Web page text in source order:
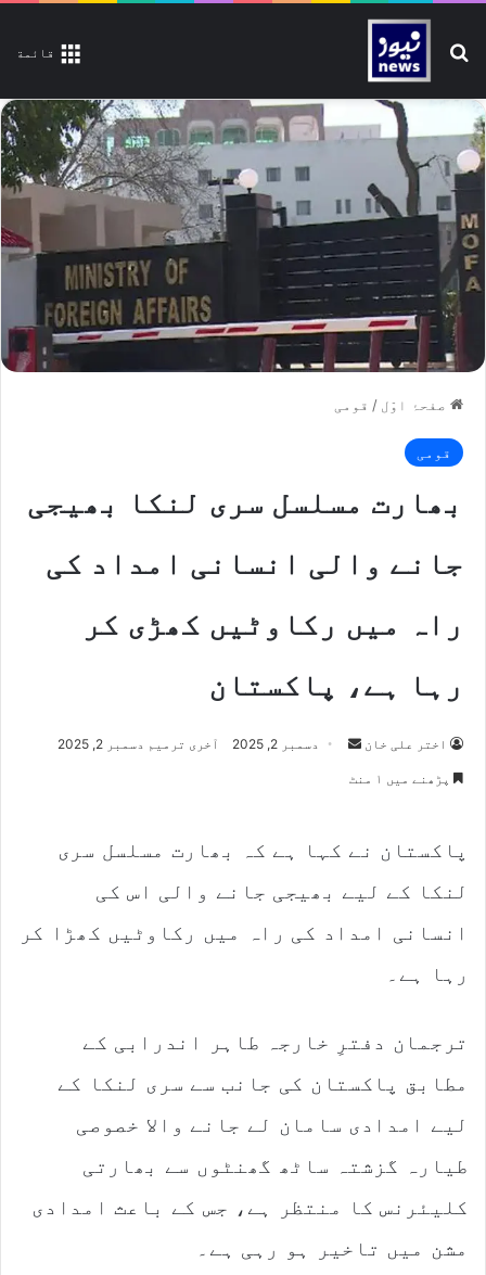
قائمة تلاش کیجیے
صفحۂ اوّل / قومی
قومی
بھارت مسلسل سری لنکا بھیجی
جانے والی انسانی امداد کی
راہ میں رکاوٹیں کھڑی کر
رہا ہے، پاکستان
اختر علی خان
e
m
دسمبر 2, 2025 آخری ترمیم دسمبر 2, 2025
پڑھنے میں ۱ منٹ
پاکستان نے کہا ہے کہ بھارت مسلسل سری
لنکا کے لیے بھیجی جانے والی اس کی
انسانی امداد کی راہ میں رکاوٹیں کھڑا کر
رہا ہے۔
ترجمان دفترِ خارجہ طاہر اندرابی کے
مطابق پاکستان کی جانب سے سری لنکا کے
لیے امدادی سامان لے جانے والا خصوصی
طیارہ گزشتہ ساٹھ گھنٹوں سے بھارتی
کلیئرنس کا منتظر ہے، جس کے باعث امدادی
مشن میں تاخیر ہو رہی ہے۔